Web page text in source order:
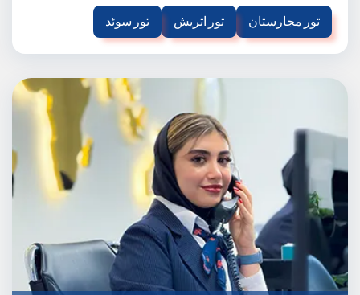
تور مجارستان تور اتریش تور سوئد